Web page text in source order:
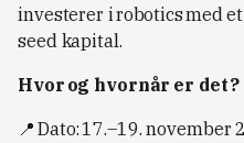
investerer i robotics med
seed kapital.
Hvor og hvornår er det?
📍 Dato: 17.–19. november